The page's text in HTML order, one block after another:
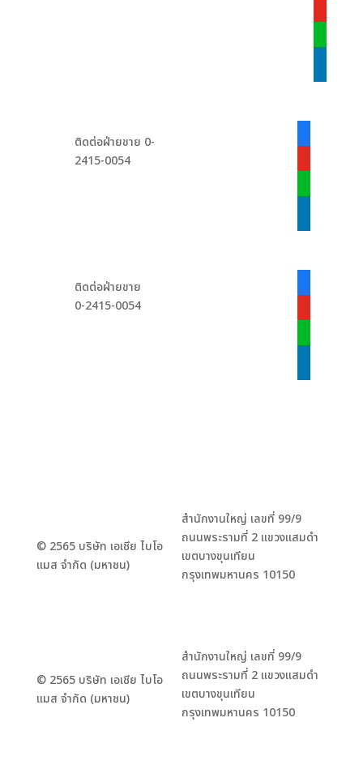
ติดต่อฝ่ายขาย 0-
2415-0054
ติดต่อฝ่ายขาย
0-2415-0054
© 2565 บริษัท เอเชีย ไบโอ
แมส จำกัด (มหาชน)
สำนักงานใหญ่ เลขที่ 99/9
ถนนพระรามที่ 2 แขวงแสมดำ
เขตบางขุนเทียน
กรุงเทพมหานคร 10150
© 2565 บริษัท เอเชีย ไบโอ
แมส จำกัด (มหาชน)
สำนักงานใหญ่ เลขที่ 99/9
ถนนพระรามที่ 2 แขวงแสมดำ
เขตบางขุนเทียน
กรุงเทพมหานคร 10150